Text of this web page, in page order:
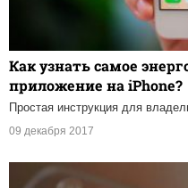
Как узнать самое
приложение на iPhone?
Простая инструкция для
09 декабря 2017